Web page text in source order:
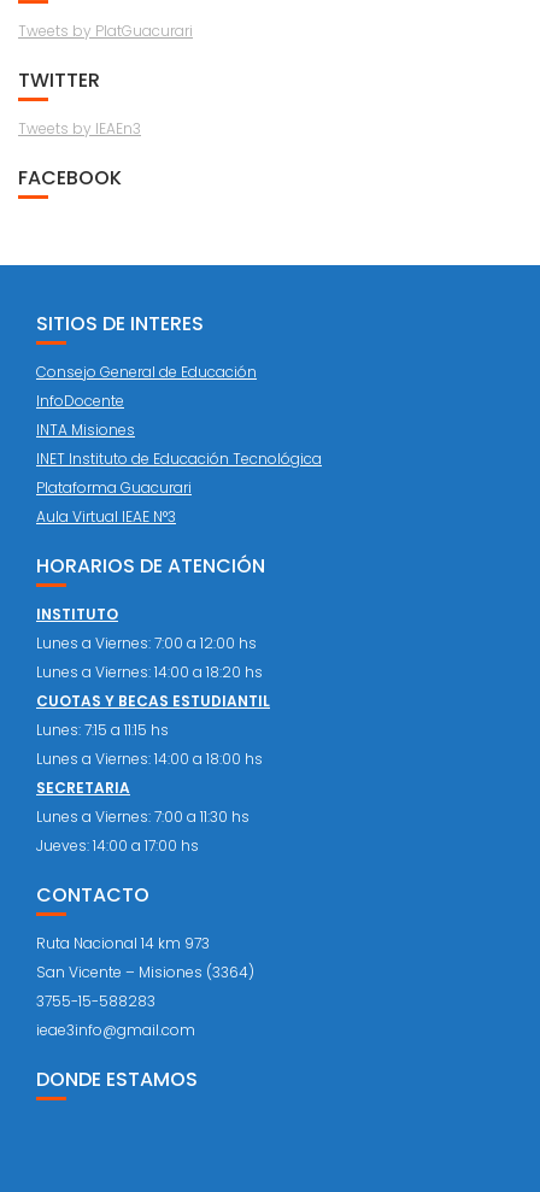
Tweets by PlatGuacurari
TWITTER
Tweets by IEAEn3
FACEBOOK
SITIOS DE INTERES
Consejo General de Educación
InfoDocente
INTA Misiones
INET Instituto de Educación Tecnológica
Plataforma Guacurari
Aula Virtual IEAE N°3
HORARIOS DE ATENCIÓN
INSTITUTO
Lunes a Viernes: 7:00 a 12:00 hs
Lunes a Viernes: 14:00 a 18:20 hs
CUOTAS Y BECAS ESTUDIANTIL
Lunes: 7:15 a 11:15 hs
Lunes a Viernes: 14:00 a 18:00 hs
SECRETARIA
Lunes a Viernes: 7:00 a 11:30 hs
Jueves: 14:00 a 17:00 hs
CONTACTO
Ruta Nacional 14 km 973
San Vicente – Misiones (3364)
3755-15-588283
ieae3info@gmail.com
DONDE ESTAMOS